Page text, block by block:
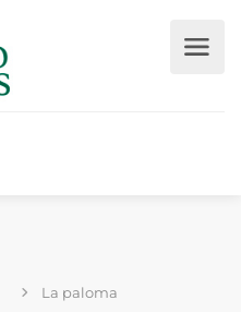
La paloma